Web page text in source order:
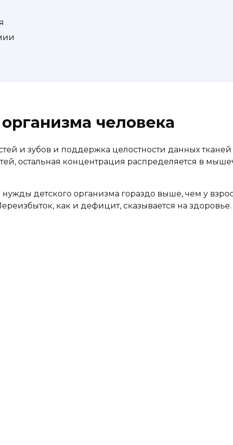
человека
и зубов и поддержка целостности данных
остальная концентрация распределяется в
детского организма гораздо выше, чем у
как и дефицит, сказывается на здоровье.